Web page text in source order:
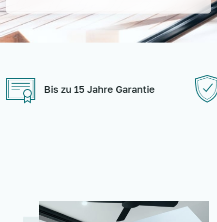
Bis zu 15 Jahre Garantie